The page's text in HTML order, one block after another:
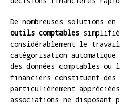
De nombreuses solutions
outils comptables
considérablement le
catégorisation automatique
des données comptables
financiers constituent
particulièrement
associations ne disposant